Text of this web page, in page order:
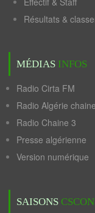
Résultats &
MÉDIAS INFOS
Radio Cirta FM
Radio Algérie
Radio Chaine 3
Presse algérienne
Version numérique
SAISONS